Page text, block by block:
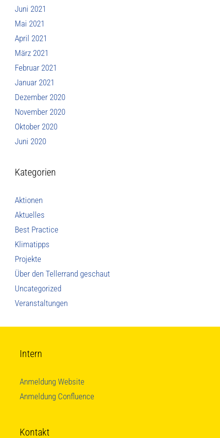
Juni 2021
Mai 2021
April 2021
März 2021
Februar 2021
Januar 2021
Dezember 2020
November 2020
Oktober 2020
Juni 2020
Kategorien
Aktionen
Aktuelles
Best Practice
Klimatipps
Projekte
Über den Tellerrand geschaut
Uncategorized
Veranstaltungen
Intern
Anmeldung Website
Anmeldung Confluence
Kontakt